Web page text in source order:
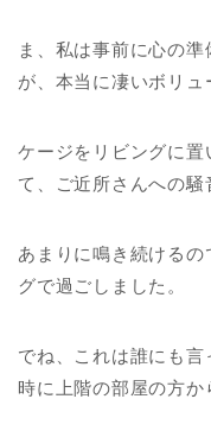
ま、私は事前に心の
が、本当に凄いボリュ
ケージをリビングに置
て、ご近所さんへの
あまりに鳴き続ける
グで過ごしました。
でね、これは誰にも
時に上階の部屋の方か